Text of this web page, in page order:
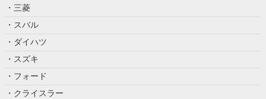
・三菱
・スバル
・ダイハツ
・スズキ
・フォード
・クライスラー